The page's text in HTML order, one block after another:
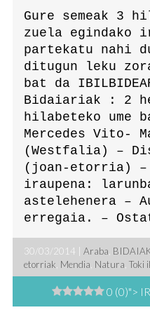
Gure semeak 3
zuela egindako
partekatu nahi
ditugun leku
bat da
Bidaiariak : 2
hilabeteko ume
Mercedes Vito-
(Westfalia) –
(joan-etorria) –
iraupena:
astelehenera –
erregaia. –
30/03/2014 |Araba,
etorriak, Mendia, Natura,Toki
0 (0)">